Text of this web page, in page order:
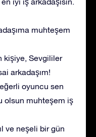
muhteşem
kişiye, Sevgililer
arkadaşım!
oyuncu sen
olsun muhteşem iş
ve neşeli bir gün